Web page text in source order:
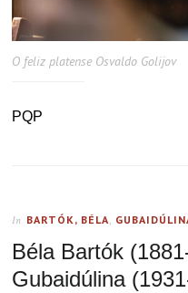
O feliz platense Osvaldo Golijov
PQP
In BARTÓK, BÉLA,
Béla Bartók
Gubaidúlina